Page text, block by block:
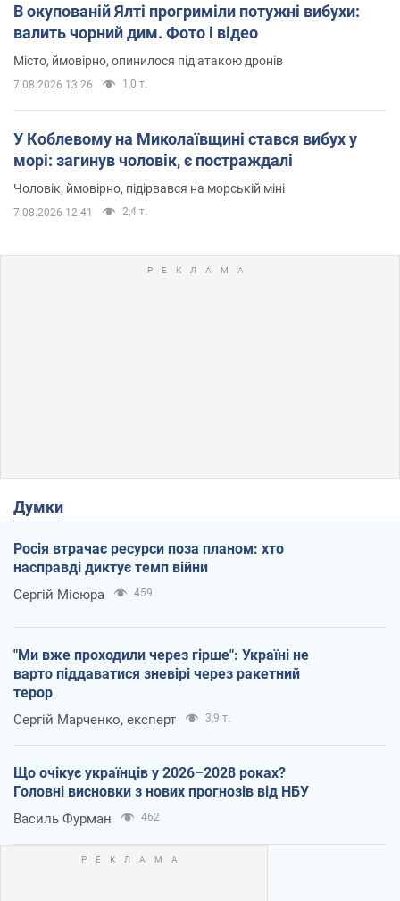
В окупованій Ялті прогриміли потужні вибухи:
валить чорний дим. Фото і відео
Місто, ймовірно, опинилося під атакою дронів
7.08.2026 13:26 1,0 т.
У Коблевому на Миколаївщині стався вибух у
морі: загинув чоловік, є постраждалі
Чоловік, ймовірно, підірвався на морській міні
7.08.2026 12:41 2,4 т.
Думки
Росія втрачає ресурси поза планом: хто
насправді диктує темп війни
Сергій Місюра 459
"Ми вже проходили через гірше": Україні не
варто піддаватися зневірі через ракетний
терор
Сергій Марченко, експерт 3,9 т.
Що очікує українців у 2026–2028 роках?
Головні висновки з нових прогнозів від НБУ
Василь Фурман 462